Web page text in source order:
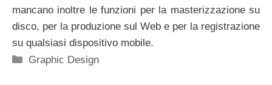
mancano inoltre le funzioni per la masterizzazione su
disco, per la produzione sul Web e per la registrazione
su qualsiasi dispositivo mobile.
Categorie
Graphic Design